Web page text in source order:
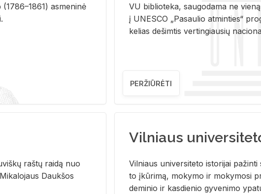
as­me­ni­nė
VU biblioteka, saugodama ne
į UNESCO „Pasaulio atminties“
kelias dešimtis vertingiausių
PERŽIŪRĖTI
raš­tų rai­dą nuo
Dauk­šos
Vilniaus
Vil­niaus uni­ver­si­te­to is­to­ri­jai
to įkū­ri­mą, mo­ky­mo ir mo­ky­mo­si
de­mi­nio ir kas­die­nio gy­ve­ni­mo